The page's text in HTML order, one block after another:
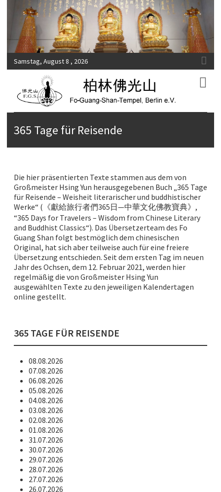
Samstag, August 8 , 2026
柏林佛光山
Fo-Guang-Shan-Tempel, Berlin e.V.
365 Tage für Reisende
Die hier präsentierten Texte stammen aus dem von
Großmeister Hsing Yun herausgegebenen Buch „365 Tage
für Reisende – Weisheit literarischer und buddhistischer
Werke“ (《獻給旅行者們365日—中華文化佛教寶典》,
“365 Days for Travelers – Wisdom from Chinese Literary
and Buddhist Classics“). Das Übersetzerteam des Fo
Guang Shan folgt bestmöglich dem chinesischen
Original, hat sich aber teilweise auch für eine freiere
Übersetzung entschieden. Seit dem ersten Tag im neuen
Jahr des Ochsen, dem 12. Februar 2021, werden hier
regelmäßig die von Großmeister Hsing Yun
ausgewählten Texte zu den jeweiligen Kalendertagen
online gestellt.
365 TAGE FÜR REISENDE
08.08.2026
07.08.2026
06.08.2026
05.08.2026
04.08.2026
03.08.2026
02.08.2026
01.08.2026
31.07.2026
30.07.2026
29.07.2026
28.07.2026
27.07.2026
26.07.2026